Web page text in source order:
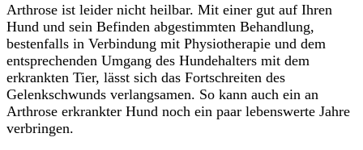
Arthrose ist leider nicht heilbar. Mit einer gut auf Ihren
Hund und sein Befinden abgestimmten Behandlung,
bestenfalls in Verbindung mit Physiotherapie und dem
entsprechenden Umgang des Hundehalters mit dem
erkrankten Tier, lässt sich das Fortschreiten des
Gelenkschwunds verlangsamen. So kann auch ein an
Arthrose erkrankter Hund noch ein paar lebenswerte Jahre
verbringen.